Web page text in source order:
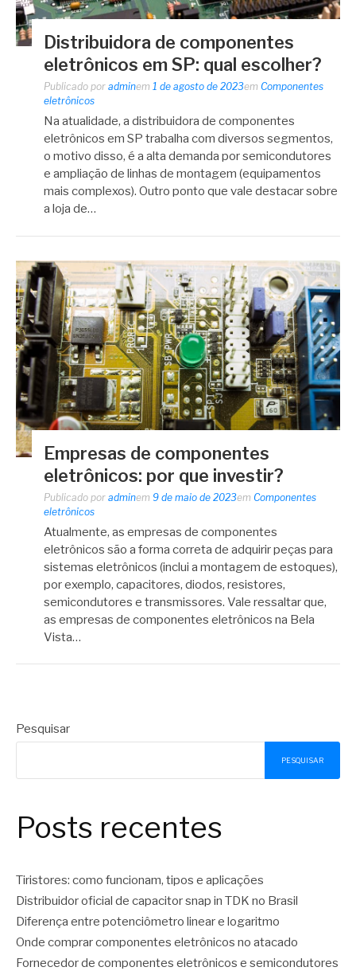
Distribuidora de componentes
eletrônicos em SP: qual escolher?
Publicado por adminem 1 de agosto de 2023em Componentes
eletrônicos
Na atualidade, a distribuidora de componentes
eletrônicos em SP trabalha com diversos segmentos,
o motivo disso, é a alta demanda por semicondutores
e ampliação de linhas de montagem (equipamentos
mais complexos). Outro ponto que vale destacar sobre
a loja de…
Empresas de componentes
eletrônicos: por que investir?
Publicado por adminem 9 de maio de 2023em Componentes
eletrônicos
Atualmente, as empresas de componentes
eletrônicos são a forma correta de adquirir peças para
sistemas eletrônicos (inclui a montagem de estoques),
por exemplo, capacitores, diodos, resistores,
semicondutores e transmissores. Vale ressaltar que,
as empresas de componentes eletrônicos na Bela
Vista…
Pesquisar
PESQUISAR
Posts recentes
Tiristores: como funcionam, tipos e aplicações
Distribuidor oficial de capacitor snap in TDK no Brasil
Diferença entre potenciômetro linear e logaritmo
Onde comprar componentes eletrônicos no atacado
Fornecedor de componentes eletrônicos e semicondutores